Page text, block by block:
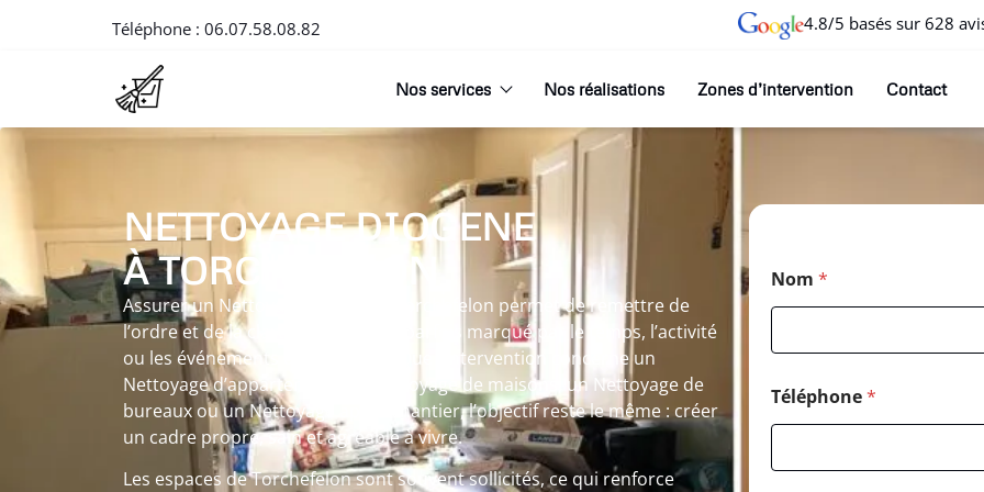
Téléphone : 06.07.58.08.82 4.8/5 basés sur 628
Nos services Nos réalisations Zones d’intervention Contact
NETTOYAGE DIOGENE
À TORCHEFELON
Assurer un Nettoyage diogene à Torchefelon permet de remettre de
l’ordre et de la clarté dans un lieu parfois marqué par le temps, l’activité
ou les événements du quotidien. Que l’intervention concerne un
Nettoyage d’appartement, un Nettoyage de maisons, un Nettoyage de
bureaux ou un Nettoyage après chantier, l’objectif reste le même : créer
un cadre propre, sain et agréable à vivre.
Les espaces de Torchefelon sont souvent sollicités, ce qui renforce
Nom *
Téléphone*